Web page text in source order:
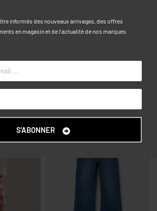
3-4, 4-5, 5-6, 6-7, 7-8, 8-9, 9-10
OVS KIDS
informés des nouveaux arrivages, des offres
en magasin et de l’actualité de nos marques.
S'ABONNER